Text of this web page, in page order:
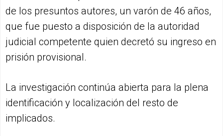
de los presuntos autores, un varón de 46 años,
que fue puesto a disposición de la autoridad
judicial competente quien decretó su ingreso en
prisión provisional.
La investigación continúa abierta para la plena
identificación y localización del resto de
implicados.